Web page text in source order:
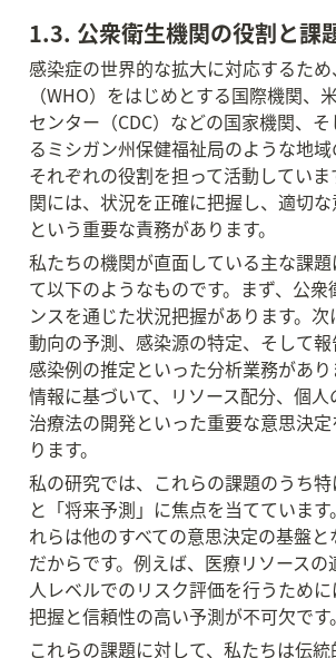
1.3. 公衆衛生機関の役割と課
感染症の世界的な拡大に対応するた
（WHO）をはじめとする国際機関、
センター（CDC）などの国家機関、
るミシガン州保健福祉局のような地域
それぞれの役割を担って活動してい
関には、状況を正確に把握し、適切
という重要な責務があります。
私たちの機関が直面している主な課
て以下のようなものです。まず、公衆
ンスを通じた状況把握があります。
動向の予測、感染源の特定、そして
感染例の推定といった分析業務があ
情報に基づいて、リソース配分、個人
治療法の開発といった重要な意思決
ります。
私の研究では、これらの課題のうち特
と「将来予測」に焦点を当てていま
れらは他のすべての意思決定の基盤
だからです。例えば、医療リソース
人レベルでのリスク評価を行うため
把握と信頼性の高い予測が不可欠です。
これらの課題に対して、私たちは伝